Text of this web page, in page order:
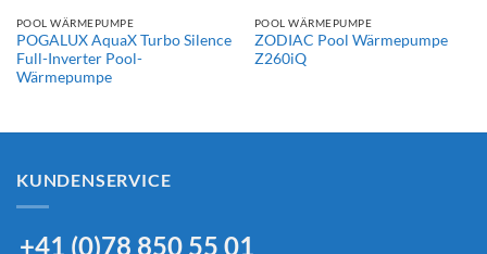
POOL WÄRMEPUMPE
POGALUX AquaX Turbo Silence
Full-Inverter Pool-
Wärmepumpe
POOL WÄRMEPUMPE
ZODIAC Pool Wärmepumpe
Z260iQ
KUNDENSERVICE
+41 (0)78 850 55 01